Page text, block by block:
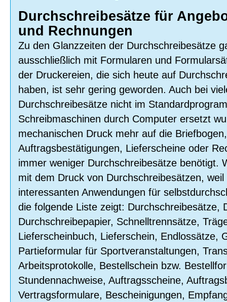
Durchschreibesätze für
und Rechnungen
Zu den Glanzzeiten der Durchschreibesätze
ausschließlich mit Formularen und
der Druckereien, die sich heute auf
haben, ist sehr gering geworden. Auch bei
Durchschreibesätze nicht im
Schreibmaschinen durch Computer ersetzt
mechanischen Druck mehr auf die
Auftragsbestätigungen, Lieferscheine oder
immer weniger Durchschreibesätze benötigt.
mit dem Druck von Durchschreibesätzen,
interessanten Anwendungen für
die folgende Liste zeigt: Durchschreibesätze,
Durchschreibepapier, Schnelltrennsätze,
Lieferscheinbuch, Lieferschein, Endlossätze,
Partieformular für Sportveranstaltungen,
Arbeitsprotokolle, Bestellschein bzw.
Stundennachweise, Auftragsscheine,
Vertragsformulare, Bescheinigungen,